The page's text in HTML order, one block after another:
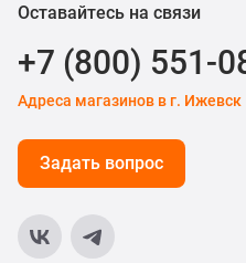
Оставайтесь на связи
+7 (800) 551-
Адреса магазинов в г. Ижевск
Задать вопрос